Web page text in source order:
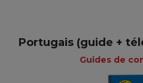
Portugais (guide +
Guides de